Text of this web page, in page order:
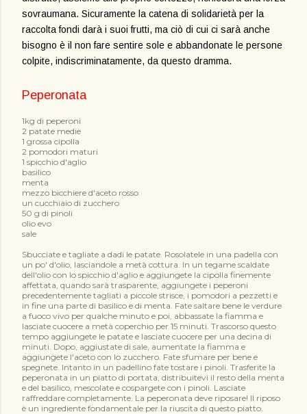
sovraumana. Sicuramente la catena di solidarietà per la
raccolta fondi darà i suoi frutti, ma ciò di cui ci sarà anche
bisogno è il non fare sentire sole e abbandonate le persone
colpite, indiscriminatamente, da questo dramma.
Peperonata
1kg di peperoni
2 patate medie
1 grossa cipolla
2 pomodori maturi
1 spicchio d'aglio
basilico
menta
mezzo bicchiere d'aceto rosso
un cucchiaio di zucchero
50 g di pinoli
olio evo
sale
Sbucciate e tagliate a dadi le patate. Rosolatele in una padella con
un po' d'olio, lasciandole a metà cottura. In un tegame scaldate
dell'olio con lo spicchio d'aglio e aggiungete la cipolla finemente
affettata, quando sarà trasparente, aggiungete i peperoni
precedentemente tagliati a piccole strisce, i pomodori a pezzetti e
in fine una parte di basilico e di menta. Fate saltare bene le verdure
a fuoco vivo per qualche minuto e poi, abbassate la fiamma e
lasciate cuocere a metà coperchio per 15 minuti. Trascorso questo
tempo aggiungete le patate e lasciate cuocere per una decina di
minuti. Dopo, aggiustate di sale, aumentate la fiamma e
aggiungete l'aceto con lo zucchero. Fate sfumare per bene e
spegnete. Intanto in un padellino fate tostare i pinoli. Trasferite la
peperonata in un piatto di portata, distribuitevi il resto della menta
e del basilico, mescolate e cospargete con i pinoli. Lasciate
raffreddare completamente. La peperonata deve riposare! Il riposo
è un ingrediente fondamentale per la riuscita di questo piatto.